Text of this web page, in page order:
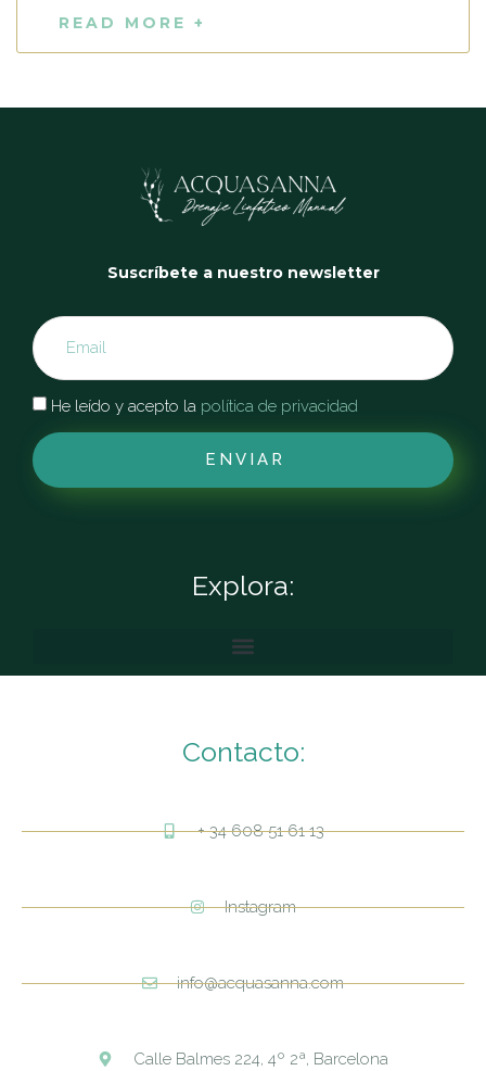
READ MORE +
Suscríbete a nuestro newsletter
He leído y acepto la política de privacidad
ENVIAR
Explora:
Contacto:
+ 34 608 51 61 13
Instagram
info@acquasanna.com
Calle Balmes 224, 4º 2ª, Barcelona